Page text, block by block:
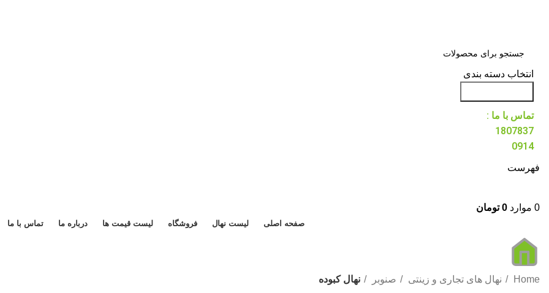
انتخاب دسته بندی
تماس با ما :
1807837
0914
فهرست
0 موارد 0 تومان
صفحه اصلی لیست نهال فروشگاه لیست قیمت ها درباره ما تماس با ما
Home نهال های تجاری و زینتی صنوبر نهال کبوده